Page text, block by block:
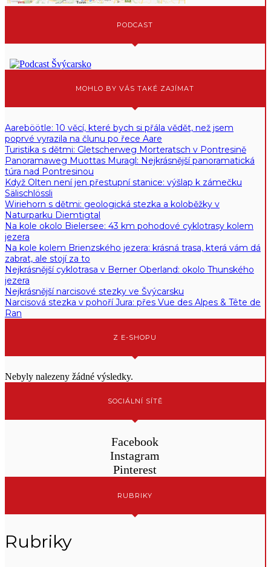
PODCAST
MOHLO BY VÁS TAKÉ ZAJÍMAT
Aareböötle: 10 věcí, které bych si přála vědět, než jsem
poprvé vyrazila na člunu po řece Aare
Turistika s dětmi: Gletscherweg Morteratsch v Pontresině
Panoramaweg Muottas Muragl: Nejkrásnější panoramatická
túra nad Pontresinou
Když Olten není jen přestupní stanice: výšlap k zámečku
Sälischlössli
Wiriehorn s dětmi: geologická stezka a koloběžky v
Naturparku Diemtigtal
Na kole okolo Bielersee: 43 km pohodové cyklotrasy kolem
jezera
Na kole kolem Brienzského jezera: krásná trasa, která vám dá
zabrat, ale stojí za to
Nejkrásnější cyklotrasa v Berner Oberland: okolo Thunského
jezera
Nejkrásnější narcisové stezky ve Švýcarsku
Narcisová stezka v pohoří Jura: přes Vue des Alpes & Tête de
Ran
Z E-SHOPU
Nebyly nalezeny žádné výsledky.
SOCIÁLNÍ SÍTĚ
Facebook
Instagram
Pinterest
RUBRIKY
Rubriky